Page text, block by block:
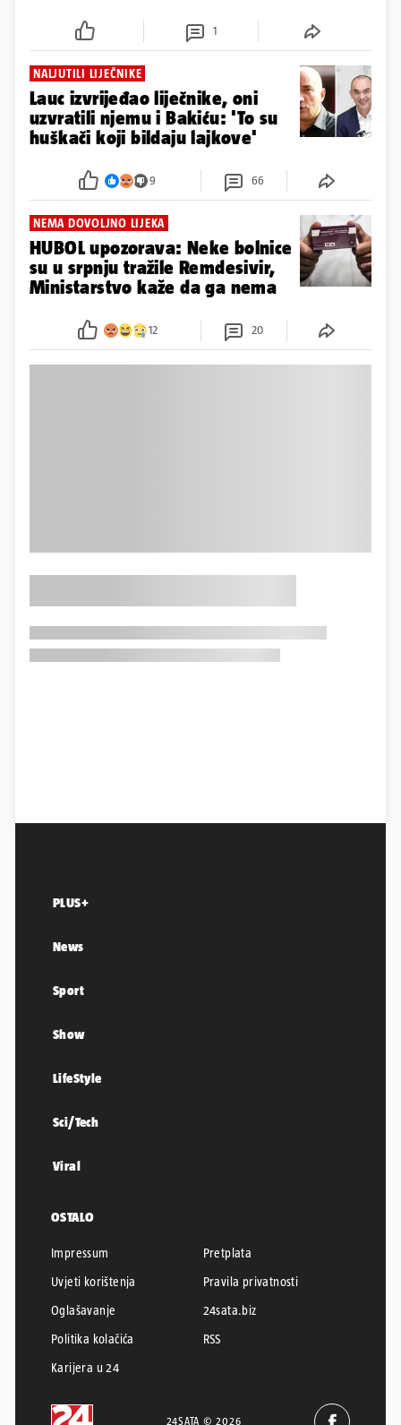
1
NALJUTILI LIJEČNIKE
Lauc izvrijeđao liječnike, oni
uzvratili njemu i Bakiću: 'To su
huškači koji bildaju lajkove'
9 66
NEMA DOVOLJNO LIJEKA
HUBOL upozorava: Neke bolnice
su u srpnju tražile Remdesivir,
Ministarstvo kaže da ga nema
12 20
PLUS+
News
Sport
Show
LifeStyle
Sci/Tech
Viral
OSTALO
Impressum
Pretplata
Uvjeti korištenja
Pravila privatnosti
Oglašavanje
24sata.biz
Politika kolačića
RSS
Karijera u 24
24SATA © 2026